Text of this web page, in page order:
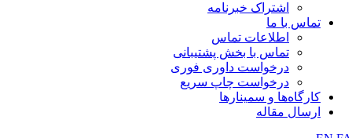
اشتراک خبرنامه
تماس با ما
اطلاعات تماس
تماس با بخش پشتیبانی
درخواست داوری فوری
درخواست چاپ سریع
کارگاه‌ها و سمینارها
ارسال مقاله